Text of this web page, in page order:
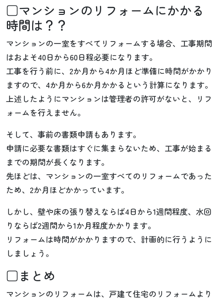
□マンションのリフォームにかかる
時間は？？
マンションの一室をすべてリフォームする場合、工事期間
はおよそ40日から60日程必要になります。
工事を行う前に、2か月から4か月ほど準備に時間がかかり
ますので、4か月から6か月かかるという計算になります。
上述したようにマンションは管理者の許可がないと、リフ
ォームを行えません。
そして、事前の書類申請もあります。
申請に必要な書類はすぐに集まらないため、工事が始まる
までの期間が長くなります。
先ほどは、マンションの一室すべてのリフォームであった
ため、2か月ほどかかっています。
しかし、壁や床の張り替えならば4日から1週間程度、水回
りならば2週間から1か月程度かかります。
リフォームは時間がかかりますので、計画的に行うように
しましょう。
□まとめ
マンションのリフォームは、戸建て住宅のリフォームより